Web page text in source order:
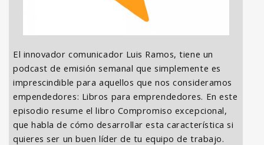
El innovador comunicador Luis Ramos, tiene un
podcast de emisión semanal que simplemente es
imprescindible para aquellos que nos consideramos
empendedores: Libros para emprendedores. En este
episodio resume el libro Compromiso excepcional,
que habla de cómo desarrollar esta característica si
quieres ser un buen líder de tu equipo de trabajo.